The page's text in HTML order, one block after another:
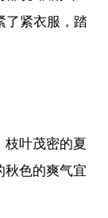
了紧衣服，踏
枝叶茂密的夏
秋色的爽气宜